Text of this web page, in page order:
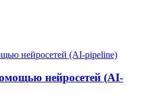
нейросетей (AI-